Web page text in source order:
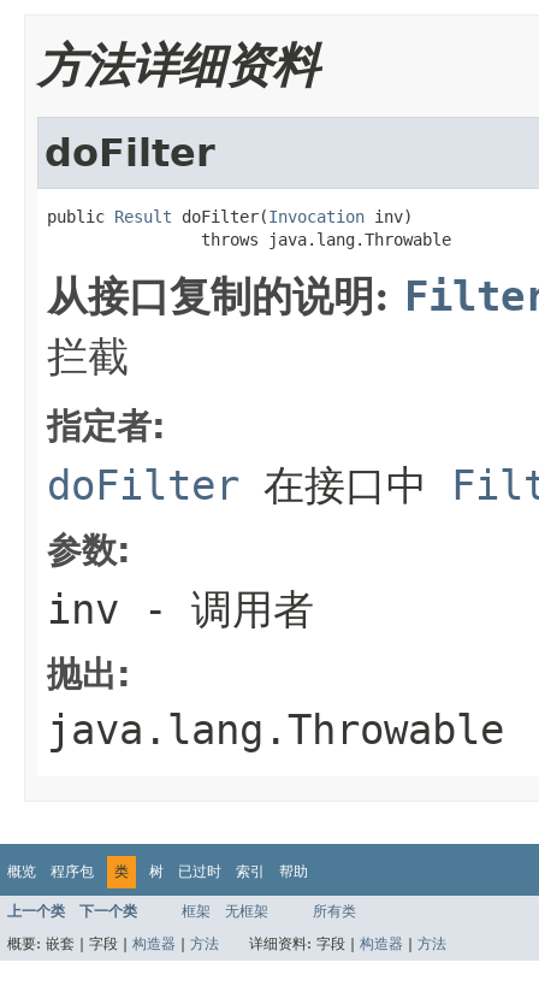
方法详细资料
doFilter
public Result doFilter(Invocation inv)
                throws java.lang.Throwable
从接口复制的说明:
拦截
指定者:
doFilter 在接口中
参数:
inv - 调用者
抛出:
java.lang.Throwable
概览 程序包 类 树 已过时 索引 帮助
上一个类 下一个类 框架 无框架
所有类
概要: 嵌套 | 字段 | 构造器 方法 详细资料: 字段 | 构造器 方法